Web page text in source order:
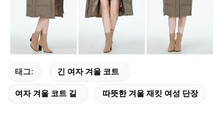
태그: 긴 여자 겨울 코트
여자 겨울 코트 길 따뜻한 겨울 재킷 여성 단장